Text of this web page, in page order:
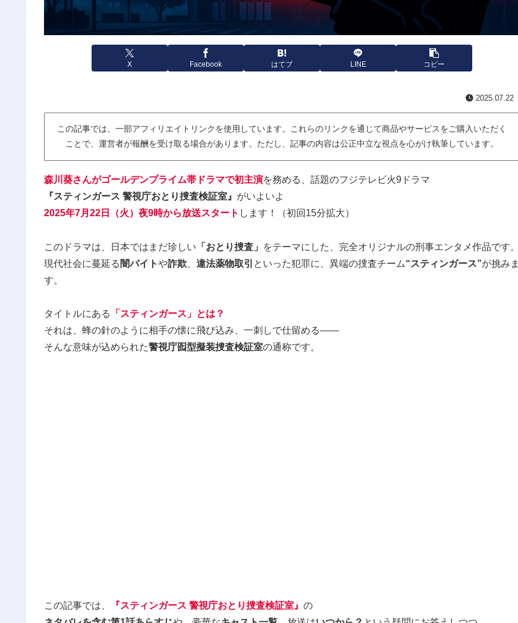
X Facebook はてブ LINE コピー
2025.07.22
この記事では、一部アフィリエイトリンクを使用しています。これらのリンクを通じて商品やサービスをご購入いただく
ことで、運営者が報酬を受け取る場合があります。ただし、記事の内容は公正中立な視点を心がけ執筆しています。
森川葵さんがゴールデンプライム帯ドラマで初主演を務める、話題のフジテレビ火9ドラマ
『スティンガース 警視庁おとり捜査検証室』 がいよいよ
2025年7月22日（火）夜9時から放送スタート します！（初回15分拡大）
このドラマは、日本ではまだ珍しい 「おとり捜査」
をテーマにした、完全オリジナルの刑事エンタメ作品です。
現代社会に蔓延る 闇バイトや詐欺 違法薬物取引 といった犯罪に、異端の捜査チーム“スティンガース”が挑みま
す。
タイトルにある
「スティンガース」とは？
それは、蜂の針のように相手の懐に飛び込み、一刺しで仕留める――
そんな意味が込められた警視庁囮型擬装捜査検証室の通称です。
この記事では、 『スティンガース 警視庁おとり捜査検証室』 の